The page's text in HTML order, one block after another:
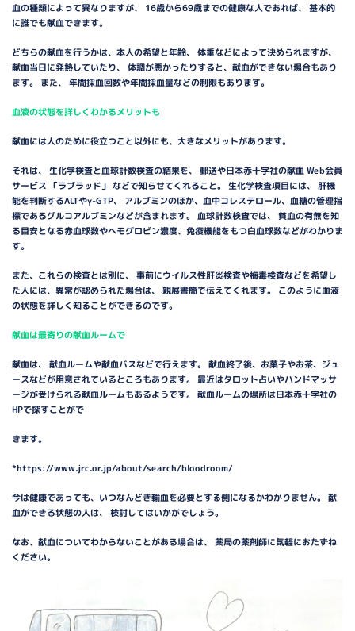
血の種類によって異なりますが、 16歳から69歳までの健康な人であれば、 基本的
に誰でも献血できます。
どちらの献血を行うかは、本人の希望と年齢、 体重などによって決められますが、
献血当日に発熱していたり、 体調が悪かったりすると、献血ができない場合もあり
ます。 また、 年間採血回数や年間採血量などの制限もあります。
血液の状態を詳しくわかるメリットも
献血には人のために役立つこと以外にも、大きなメリットがあります。
それは、 生化学検査と血球計数検査の結果を、 郵送や日本赤十字社の献血 Web会員
サービス 「ラブラッド」 などで知らせてくれること。 生化学検査項目には、 肝機
能を判断するALTやγ-GTP、 アルブミンのほか、血中コレステロール、血糖の管理指
標であるグルコアルブミンなどが含まれます。 血球計数検査では、 貧血の有無を知
る目安となる赤血球数やヘモグロビン濃度、免疫機能をもつ白血球数などがわかりま
す。
また、これらの検査とは別に、 事前にウイルス性肝炎検査や梅毒検査などを希望し
た人には、異常が認められた場合は、 親展書簡で伝えてくれます。 このように血液
の状態を詳しく知ることができるのです。
献血は最寄りの献血ルームで
献血は、 献血ルームや献血バスなどで行えます。 献血終了後、お菓子やお茶、ジュ
ースなどが用意されているところもあります。 最近はタロット占いやハンドマッサ
ージが受けられる献血ルームもあるようです。 献血ルームの場所は日本赤十字社の
HPで探すことがで
きます。
*https://www.jrc.or.jp/about/search/bloodroom/
今は健康であっても、いつなんどき輸血を必要とする側になるかわかりません。 献
血ができる状態の人は、 検討してはいかがでしょう。
なお、献血についてわからないことがある場合は、 薬局の薬剤師に気軽におたずね
ください。